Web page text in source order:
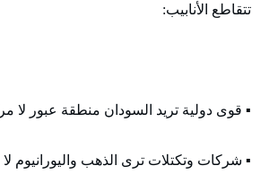
تتقاطع الأنابيب:
▪️ قوى دولية تريد السودان منطقة عبور لا
▪️ شركات وتكتلات ترى الذهب واليورانيوم لا